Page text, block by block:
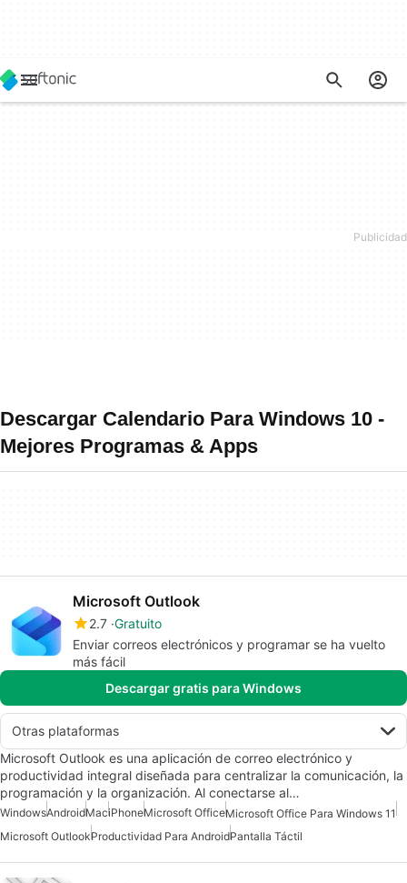
Descargar Calendario Para Windows 10 -
Mejores Programas & Apps
Microsoft Outlook
2.7 Gratuito
Enviar correos electrónicos y programar se ha vuelto
más fácil
Descargar gratis para Windows
Otras plataformas
Microsoft Outlook es una aplicación de correo electrónico y
productividad integral diseñada para centralizar la comunicación, la
programación y la organización. Al conectarse al…
WindowsAndroidMaciPhoneMicrosoft OfficeMicrosoft Office Para Windows 11
Microsoft OutlookProductividad Para AndroidPantalla Táctil